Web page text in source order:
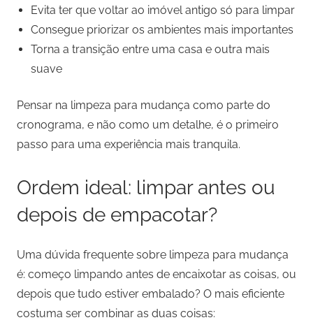
Evita ter que voltar ao imóvel antigo só para limpar
Consegue priorizar os ambientes mais importantes
Torna a transição entre uma casa e outra mais
suave
Pensar na limpeza para mudança como parte do
cronograma, e não como um detalhe, é o primeiro
passo para uma experiência mais tranquila.
Ordem ideal: limpar antes ou
depois de empacotar?
Uma dúvida frequente sobre limpeza para mudança
é: começo limpando antes de encaixotar as coisas, ou
depois que tudo estiver embalado? O mais eficiente
costuma ser combinar as duas coisas: